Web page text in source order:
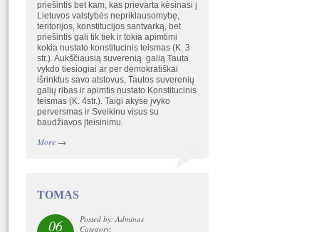
priešintis bet kam, kas prievarta kėsinasi į
Lietuvos valstybės nepriklausomybę,
teritorijos, konstitucijos santvarką, bet
priešintis gali tik tiek ir tokia apimtimi
kokia nustato konstitucinis teismas (K. 3
str.). Aukščiausią suverenią galią Tauta
vykdo tiesiogiai ar per demokratiškai
išrinktus savo atstovus, Tautos suverenių
galių ribas ir apimtis nustato Konstitucinis
teismas (K. 4str.). Taigi akyse įvyko
perversmas ir Sveikinu visus su
baudžiavos įteisinimu.
More→
TOMAS
06
Posted by: Adminas
Category: